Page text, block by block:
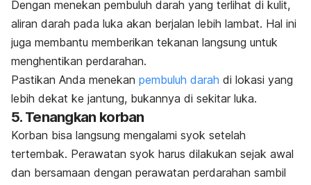
Dengan menekan pembuluh darah yang terlihat di kulit,
aliran darah pada luka akan berjalan lebih lambat. Hal ini
juga membantu memberikan tekanan langsung untuk
menghentikan perdarahan.
Pastikan Anda menekan pembuluh darah di lokasi yang
lebih dekat ke jantung, bukannya di sekitar luka.
5. Tenangkan korban
Korban bisa langsung mengalami syok setelah
tertembak. Perawatan syok harus dilakukan sejak awal
dan bersamaan dengan perawatan perdarahan sambil